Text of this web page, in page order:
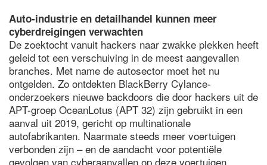
Auto-industrie en detailhandel kunnen meer
cyberdreigingen verwachten
De zoektocht vanuit hackers naar zwakke plekken heeft
geleid tot een verschuiving in de meest aangevallen
branches. Met name de autosector moet het nu
ontgelden. Zo ontdekten BlackBerry Cylance-
onderzoekers nieuwe backdoors die door hackers uit de
APT-groep OceanLotus (APT 32) zijn gebruikt in een
aanval uit 2019, gericht op multinationale
autofabrikanten. Naarmate steeds meer voertuigen
verbonden zijn – en de aandacht voor potentiële
gevolgen van cyberaanvallen op deze voertuigen